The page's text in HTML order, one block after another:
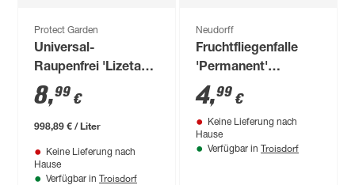
Protect Garden
Universal-
Raupenfrei 'Lizetan'
9 ml
8,99 €
998,89 € / Liter
Keine Lieferung nach
Hause
Verfügbar in Troisdorf
Neudorff
Fruchtfliegenfalle
'Permanent'
nachfüllbar 1 Stück
4,99 €
Keine Lieferung nach
Hause
Verfügbar in Troisdorf